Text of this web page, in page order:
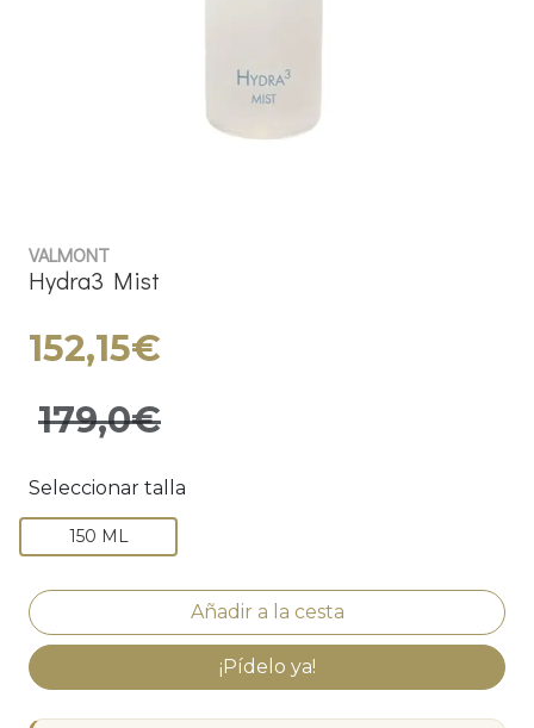
VALMONT
Hydra3 Mist
152,15€
179,0€
Seleccionar talla
150 ML
¡Pídelo ya!